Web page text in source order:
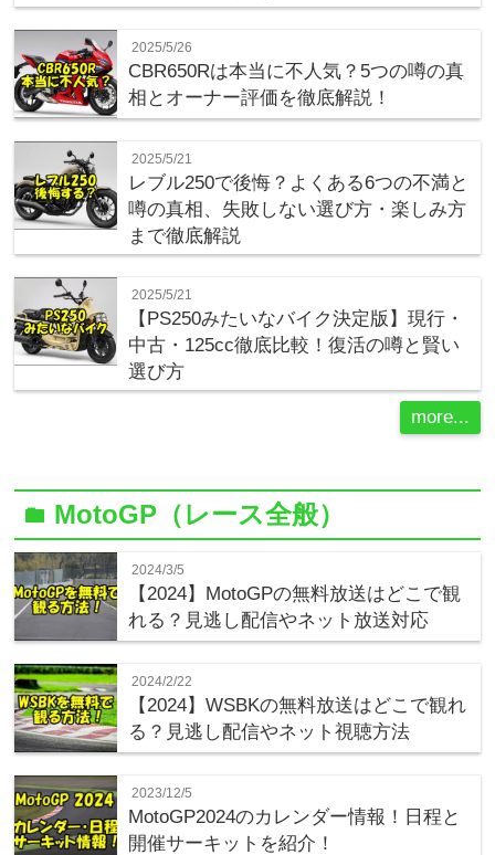
2025/5/26
CBR650Rは本当に不人気？5つの噂の真
相とオーナー評価を徹底解説！
2025/5/21
レブル250で後悔？よくある6つの不満と
噂の真相、失敗しない選び方・楽しみ方
まで徹底解説
2025/5/21
【PS250みたいなバイク決定版】現行・
中古・125cc徹底比較！復活の噂と賢い
選び方
more...
folder MotoGP（レース全般）
2024/3/5
【2024】MotoGPの無料放送はどこで観
れる？見逃し配信やネット放送対応
2024/2/22
【2024】WSBKの無料放送はどこで観れ
る？見逃し配信やネット視聴方法
2023/12/5
MotoGP2024のカレンダー情報！日程と
開催サーキットを紹介！